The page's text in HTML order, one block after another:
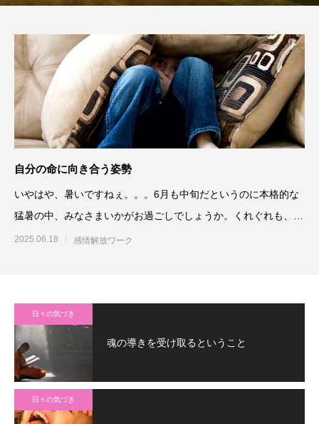
自分の命に向き合う姿勢
いやはや、暑いですねぇ。。。6月も中旬だというのに本格的な
猛暑の中、みなさまいかがお過ごしでしょうか。くれぐれも、ご
無理のないよ
2025.06.18 感情解放ワーク
日々の気づき
魂の導きを受け取るということ
日々の気づき